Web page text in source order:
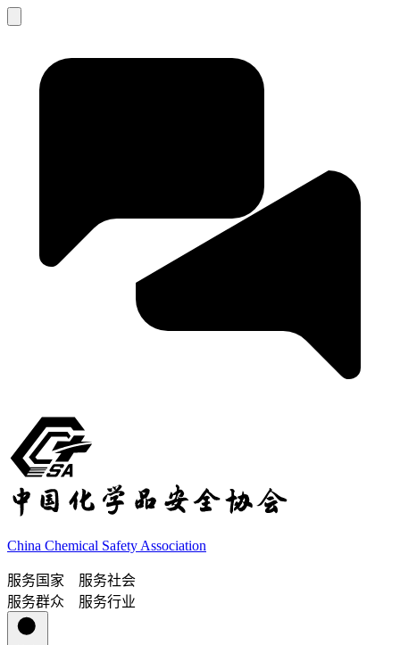
China Chemical Safety Association
服务国家 服务社会
服务群众 服务行业